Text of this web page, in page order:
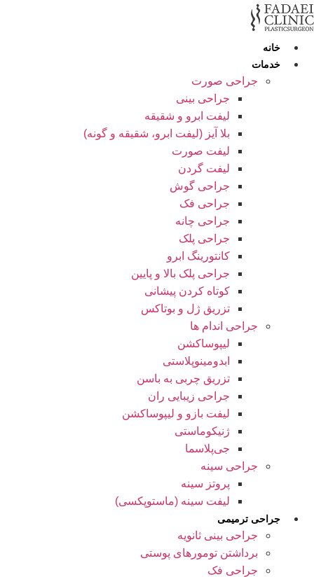
خانه
خدمات
جراحی صورت
جراحی بینی
لیفت ابرو و شقیقه
بلا آیز (لیفت ابرو، شقیقه و گونه)
لیفت صورت
لیفت گردن
جراحی گوش
جراحی فک
جراحی چانه
جراحی پلک
کانتورینگ ابرو
جراحی پلک بالا و پایین
کوتاه کردن پیشانی
تزریق ژل و بوتاکس
جراحی اندام ها
لیپوساکشن
ابدومینوپلاستی
تزریق چربی به باسن
جراحی زیبایی ران
لیفت بازو و لیپوساکشن
ژنیکوماستی
جی‌پلاسما
جراحی سینه
پروتز سینه
لیفت سینه (ماستوپکسی)
جراحی ترمیمی
جراحی بینی ثانویه
برداشتن تومورهای پوستی
جراحی فک